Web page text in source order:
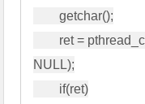
        getchar();
NULL);